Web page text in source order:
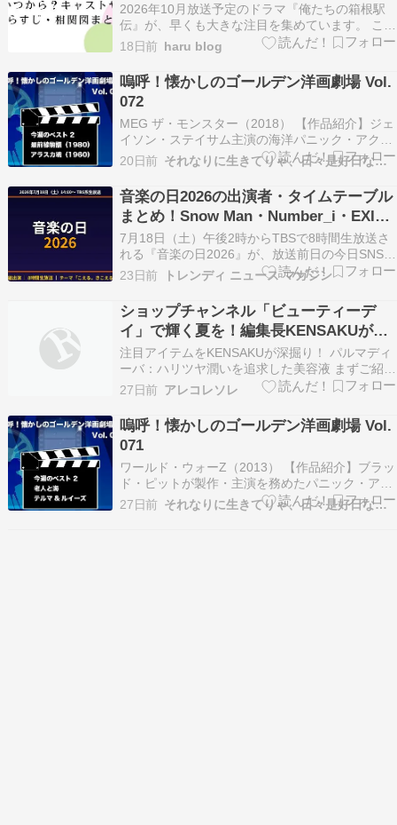
2026年10月放送予定のドラマ『俺たちの箱根駅
伝』が、早くも大きな注目を集めています。 この
記事では、ドラマの最新情報やキャスト、あらす
じ、相関図、原作・文庫本情報まで、わかりやす
くまとめてご紹介します。 1. 俺たちの箱根駅伝
ドラマはいつから放送？ #俺たちの箱根駅伝 10
月…
18日前 haru blog
嗚呼！懐かしのゴールデン洋画劇場 Vol.
072
MEG ザ・モンスター（2018） 【作品紹介】ジェ
イソン・ステイサム主演の海洋パニック・アクシ
ョン。中国・上海沖の海洋研究所が未知の深海領
域を発見し、探査チームが調査に乗り出す。とこ
ろが、潜水艇は正体不明の巨大生物に襲われ、深
海で立ち往生してしまう。 救助のために呼ばれた
のは…
20日前 それなりに生きてりゃ、日々是好日なり！
音楽の日2026の出演者・タイムテーブル
まとめ！Snow Man・Number_i・EXILE
の見どころを徹底解説
7月18日（土）午後2時からTBSで8時間生放送さ
れる『音楽の日2026』が、放送前日の今日SNSで
一気に検索急増中です。今年のテーマは「こえ
る。きこえる。」。Snow Man・Number_i・Mrs.
GREEN APPLEら豪華アーティスト全58組が集結
するほか、EXILE…
23日前 トレンディ ニュース マガジン
ショップチャンネル「ビューティーデ
イ」で輝く夏を！編集長KENSAKUが注
目する美のアイテムたち
注目アイテムをKENSAKUが深掘り！ パルマディ
ーバ：ハリツヤ潤いを追求した美容液 まずご紹介
するのは、作家の浅野裕子さんがプロデュースす
る「パルマディーバ」の美容液です。先端美容成
分が配合されており、お肌にハリ、ツヤ、潤いを
与えてくれると聞くと、私も試してみたくなりま
すね。今…
27日前 アレコレソレ
嗚呼！懐かしのゴールデン洋画劇場 Vol.
071
ワールド・ウォーZ（2013） 【作品紹介】ブラッ
ド・ピットが製作・主演を務めたパニック・アク
ション大作。 謎のウイルスによって凶暴化した
人々が世界各地で急増し、人類は滅亡の危機に直
27日前 それなりに生きてりゃ、日々是好日なり！